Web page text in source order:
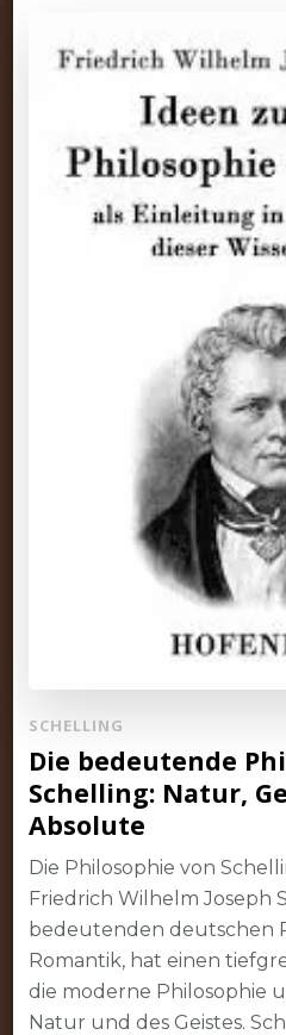
SCHELLING
Die bedeutende
Schelling: Natur,
Absolute
Die Philosophie von
Friedrich Wilhelm Joseph
bedeutenden deutschen
Romantik, hat einen
die moderne Philosophie
Natur und des Geistes.